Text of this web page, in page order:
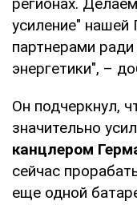
усиление" нашей
партнерами
энергетики", –
Он подчеркнул,
значительно
канцлером
сейчас
еще одной